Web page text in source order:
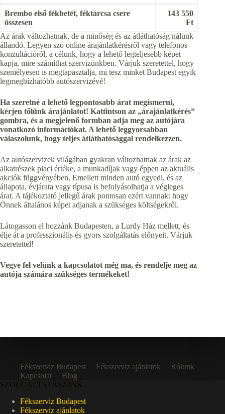
Brembo első fékbetét, féktárcsa csere
összesen
143 550
Ft
Az árak változhatnak, de a minőség és az átláthatóság nálunk
állandó. Legyen szó online árajánlatkérésről vagy telefonos
konzultációról, a célunk, hogy a lehető legteljesebb képet
kapja, mire számíthat szervizünkben. Várjuk szeretettel, hogy
személyesen is megtapasztalja, mi tesz minket Budapest egyik
legmegbízhatóbb autószervizévé!
Ha szeretné a lehető legpontosabb árat megismerni,
kérjen tőlünk árajánlatot! Kattintson az „árajánlatkérés”
gombra, és a megjelenő formban adja meg az autójára
vonatkozó információkat. A lehető leggyorsabban
válaszolunk, hogy teljes átláthatósággal rendelkezzen.
Az autószervizek világában gyakran változhatnak az árak az
alkatrészek piaci értéke, a munkadíjak vagy éppen az aktuális
akciók függvényében. Emellett minden autó egyedi, és az
állapota, évjárata vagy típusa is befolyásolhatja a végleges
árat. A tájékoztató jellegű árak pontosan ezért vannak: hogy
Önnek általános képet adjanak a szükséges költségekről.
Látogasson el hozzánk Budapesten, a Lurdy Ház mellett, és
élje át a professzionális és gyors szolgáltatás előnyeit. Várjuk
szeretettel!
Vegye fel velünk a kapcsolatot még ma, és rendelje meg az
autója számára szükséges termékeket!
Fékszerviz Budapest Fékszerviz ajánlatok
Rólunk
Kapcsolat
Blog
SZOLGÁLTATÁSAINK
Fékszerviz Budapest
Fékszerviz ajánlatok